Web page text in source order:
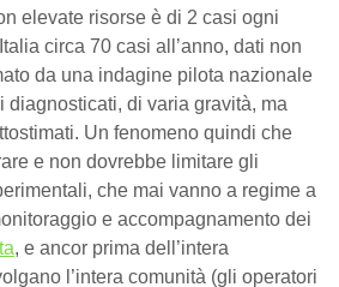
elevate risorse è di 2 casi ogni
circa 70 casi all’anno, dati non
da una indagine pilota nazionale
diagnosticati, di varia gravità, ma
Un fenomeno quindi che
e non dovrebbe limitare gli
che mai vanno a regime a
e accompagnamento dei
, e ancor prima dell’intera
l’intera comunità (gli operatori